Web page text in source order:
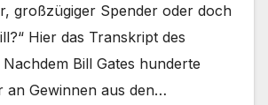
großzügiger Spender oder doch
Hier das Transkript des
Bill Gates hunderte
an Gewinnen aus den…